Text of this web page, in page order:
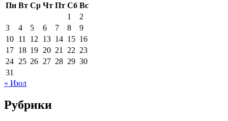
Пн Вт Ср Чт Пт Сб Вс
1
2
3
4 5 6 7 8
9
10 11 12 13 14 15 16
17 18 19 20 21 22 23
24 25 26 27 28 29 30
31
« Июл
Рубрики